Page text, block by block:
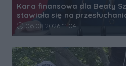
Kara finansowa dla Beaty
stawiała się na
Data dodania artykułu:
06.08.2026 11:04